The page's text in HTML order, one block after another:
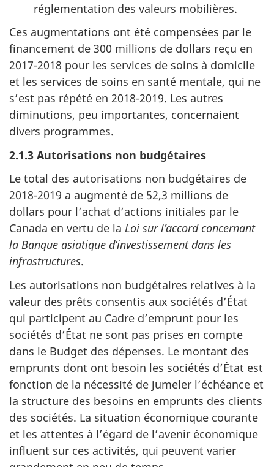
réglementation des valeurs mobilières.
Ces augmentations ont été compensées par le
financement de 300 millions de dollars reçu en
2017-2018 pour les services de soins à domicile
et les services de soins en santé mentale, qui ne
s’est pas répété en 2018-2019. Les autres
diminutions, peu importantes, concernaient
divers programmes.
2.1.3 Autorisations non budgétaires
Le total des autorisations non budgétaires de
2018-2019 a augmenté de 52,3 millions de
dollars pour l’achat d’actions initiales par le
Canada en vertu de la Loi sur l’accord concernant
la Banque asiatique d’investissement dans les
infrastructures.
Les autorisations non budgétaires relatives à la
valeur des prêts consentis aux sociétés d’État
qui participent au Cadre d’emprunt pour les
sociétés d’État ne sont pas prises en compte
dans le Budget des dépenses. Le montant des
emprunts dont ont besoin les sociétés d’État est
fonction de la nécessité de jumeler l’échéance et
la structure des besoins en emprunts des clients
des sociétés. La situation économique courante
et les attentes à l’égard de l’avenir économique
influent sur ces activités, qui peuvent varier